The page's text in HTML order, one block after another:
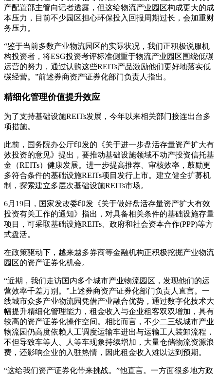
产配置部主管向记者透露，但这给物流产业园区构成更大的成
本压力，目前不少园区担心环保投入回报周期过长，会加重财
务压力。
“鉴于当前多数产业物流园区的实际状况，我们正积极说服机
构投资者，将ESG投资考评标准侧重于物流产业园区围绕低碳
运营的努力，通过认购这些REITs产品激励他们更好地落实低
碳经营。”前述券商资产证券化部门负责人指出。
精细化管理价值提升效应
为了支持基础设施REITs发展，今年以来相关部门接连出台多
项措施。
此前，国务院办公厅印发的《关于进一步盘活存量资产扩大有
效投资的意见》提出，要推动基础设施领域不动产投资信托基
金（REITs）健康发展。进一步提高推荐、审核效率，鼓励更
多符合条件的基础设施REITs项目发行上市。建立健全扩募机
制，探索建立多层次基础设施REITs市场。
6月19日，国家发改委印发《关于做好盘活存量资产扩大有效
投资有关工作的通知》指出，对具备相关条件的基础设施存量
项目，可采取基础设施REITs、政府和社会资本合作(PPP)等方
式盘活。
在政策驱动下，越来越多券商等金融机构正积极挖掘产业物流
园区的资产证券化机会。
“近期，我们走访国内多个城市产业物流园区，发现他们的运
营效率千差万别。”上述券商资产证券化部门负责人直言。一
线城市众多产业物流园凭借产业融合优势，通过数字化技术大
幅提升精细化管理能力，租金收入与企业租客双双增加，具有
较高的资产证券化操作空间。相比而言，不少二三线城市产业
物流园仍高度依赖人工调度运输车进出与运输工人装卸流程，
不但导致车等人、人等车现象持续增加，大量仓储物流资源浪
费，还影响企业的入驻热情，因此租金收入难以达到预期。
“这给我们资产证券化带来挑战。”他直言。一方面很多地方政